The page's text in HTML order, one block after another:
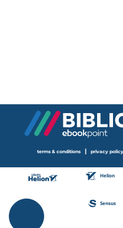
terms & conditions | privacy policy
Helion
Sensus